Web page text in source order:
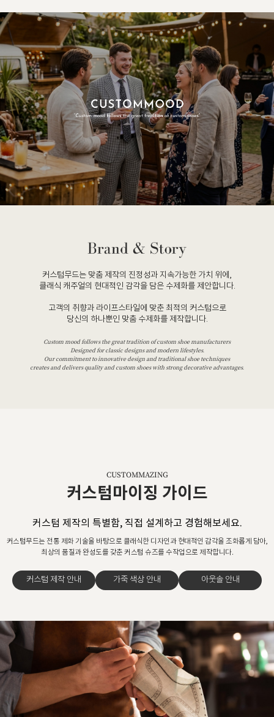
커스텀무드는 맞춤 제작의 진정성과 지속가능한 가치 위에,
클래식 캐주얼의 현대적인 감각을 담은 수제화를 제안합니다.
고객의 취향과 라이프스타일에 맞춘 최적의 커스텀으로
당신의 하나뿐인 맞춤 수제화를 제작합니다.
Custom mood follows the great tradition of custom shoe manufacturers
Designed for classic designs and modern lifestyles.
Our commitment to innovative design and traditional shoe techniques
creates and delivers quality and custom shoes with strong decorative advantages.
CUSTOMMAZING
커스텀마이징 가이드
커스텀 제작의 특별함, 직접 설계하고 경험해보세요.
커스텀무드는 전통 제화 기술을 바탕으로 클래식한 디자인과 현대적인 감각을 조화롭게 담아,
최상의 품질과 완성도를 갖춘 커스텀 슈즈를 수작업으로 제작합니다.
커스텀 제작 안내 가죽 색상 안내 아웃솔 안내